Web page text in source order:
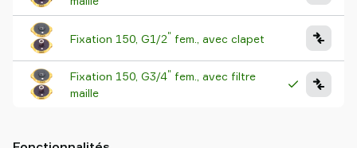
Fixation 150, G1/2" fem., avec clapet
Fixation 150, G3/4" fem., avec filtre
maille